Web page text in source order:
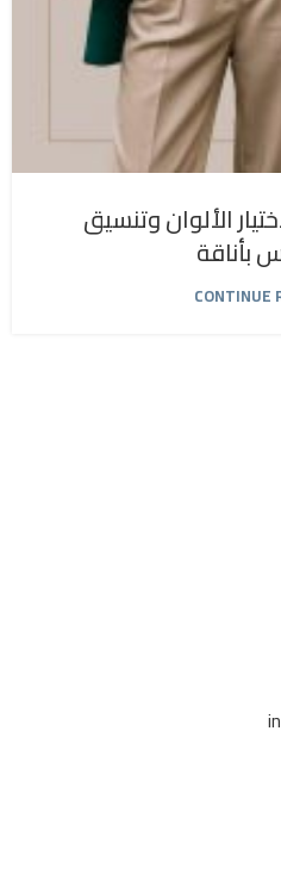
الألوان وتنسيق
بأناقة
CONTINUE